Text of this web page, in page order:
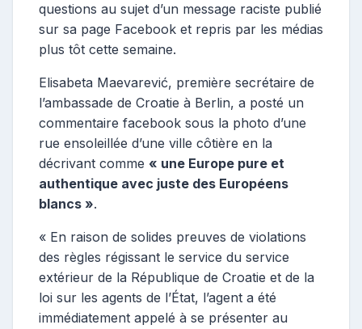
questions au sujet d’un message raciste publié
sur sa page Facebook et repris par les médias
plus tôt cette semaine.
Elisabeta Maevarević, première secrétaire de
l’ambassade de Croatie à Berlin, a posté un
commentaire facebook sous la photo d’une
rue ensoleillée d’une ville côtière en la
décrivant comme « une Europe pure et
authentique avec juste des Européens
blancs ».
« En raison de solides preuves de violations
des règles régissant le service du service
extérieur de la République de Croatie et de la
loi sur les agents de l’État, l’agent a été
immédiatement appelé à se présenter au